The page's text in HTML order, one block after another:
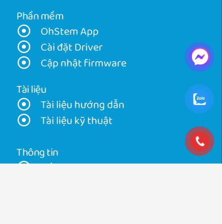
Phần mềm
OhStem App
Cài đặt Driver
Cập nhật firmware
Tài liệu
Tài liệu hướng dẫn
Tài liệu kỹ thuật
Thông tin
Về OhStem